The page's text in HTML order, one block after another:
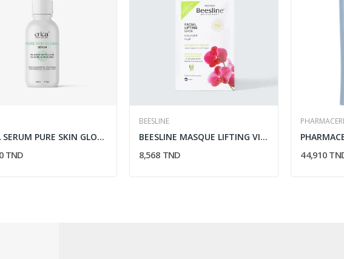
ERICA SERUM PURE SKIN GLOBAL 30ML
TND
BEESLINE
BEESLINE MASQUE LIFTING VISAGE 25G
8,568 TND 44,910